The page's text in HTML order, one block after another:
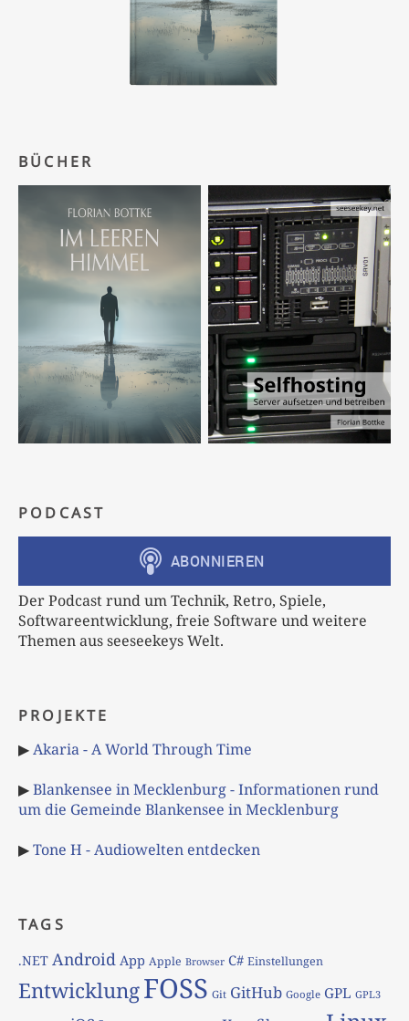
BÜCHER
PODCAST
Der Podcast rund um Technik, Retro, Spiele,
Softwareentwicklung, freie Software und weitere
Themen aus seeseekeys Welt.
PROJEKTE
▶Akaria - A World Through Time
▶Blankensee in Mecklenburg - Informationen rund
um die Gemeinde Blankensee in Mecklenburg
▶Tone H - Audiowelten entdecken
TAGS
.NET Android App Apple Browser C# Einstellungen
EntwicklungFOSS Git GitHub Google GPL GPL3